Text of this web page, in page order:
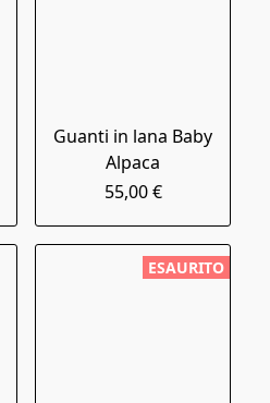
Guanti in lana Baby
Alpaca
55,00 €
ESAURITO